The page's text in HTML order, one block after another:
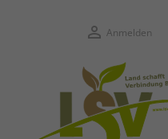
 Anmelden